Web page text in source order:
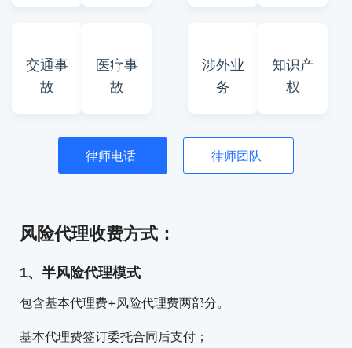
交通事
故
医疗事
故
涉外业
务
知识产
权
律师电话 律师团队
风险代理收费方式：
1、半风险代理模式
包含基本代理费+风险代理费两部分。
基本代理费签订委托合同后支付；